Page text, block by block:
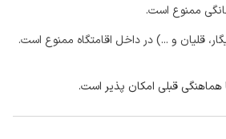
ممنوع است.
قلیان و ...) در داخل اقامتگاه ممنوع است.
هماهنگی قبلی امکان پذیر است.